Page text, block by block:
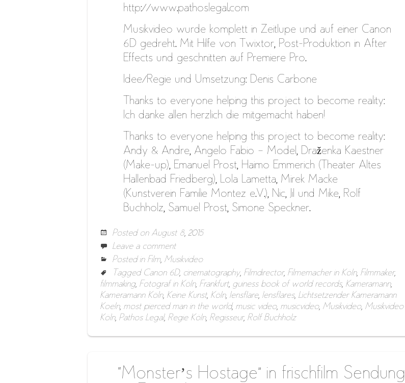
http://www.pathoslegal.com
Musikvideo wurde komplett in Zeitlupe und auf einer Canon
6D gedreht. Mit Hilfe von Twixtor, Post-Produktion in After
Effects und geschnitten auf Premiere Pro.
Idee/Regie und Umsetzung: Denis Carbone
Thanks to everyone helping this project to become reality:
Ich danke allen herzlich die mitgemacht haben!
Thanks to everyone helping this project to become reality:
Andy & Andre, Angelo Fabio – Model, Draženka Kaestner
(Make-up), Emanuel Prost, Haimo Emmerich (Theater Altes
Hallenbad Friedberg), Lola Lametta, Mirek Macke
(Kunstverein Familie Montez e.V.), Nic, Jil und Mike, Rolf
Buchholz, Samuel Prost, Simone Speckner.
Posted on August 8, 2015
Leave a comment
Posted in Film, Musikvideo
Tagged Canon 6D, cinematography, Filmdirector, Filmemacher in Köln, Filmmaker,
filmmaking, Fotograf in Köln, Frankfurt, guiness book of world records, Kameramann,
Kameramann Köln, Keine Kunst, Köln, lensflare, lensflares, Lichtsetzender Kameramann
Koeln, most pierced man in the world, music video, musicvideo, Musikvideo, Musikvideo
Köln, Pathos Legal, Regie Köln, Regisseur, Rolf Buchholz
“Monster’s Hostage” in frischfilm Sendung